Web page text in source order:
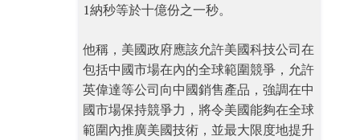
1納秒等於十億份之一秒。
他稱，美國政府應該允許美國科技公司在
包括中國市場在內的全球範圍競爭，允許
英偉達等公司向中國銷售產品，強調在中
國市場保持競爭力，將令美國能夠在全球
範圍內推廣美國技術，並最大限度地提升